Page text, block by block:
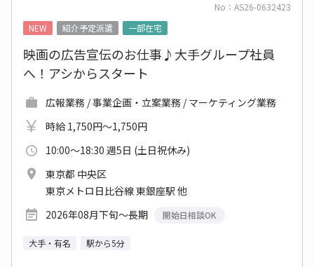
No：AS26-0632423
NEW
紹介予定派遣 一部在宅
映画の広告宣伝のお仕事♪大手グループ社員
へ！アシからスタート
広報業務 / 事業企画・立案業務 / マーケティング業務
時給 1,750円～1,750円
10:00～18:30 週5日 (土日祝休み)
東京都 中央区
東京メトロ日比谷線 東銀座駅 他
2026年08月下旬～長期
開始日相談OK
大手・有名 駅から5分